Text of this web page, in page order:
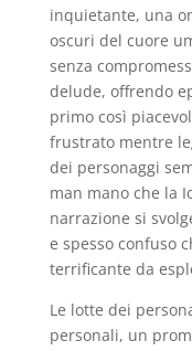
inquietante, una
oscuri del cuore
senza
delude, offrendo
primo così
frustrato mentre
dei personaggi
man mano che la
narrazione si
e spesso confuso
terrificante da
Le lotte dei
personali, un